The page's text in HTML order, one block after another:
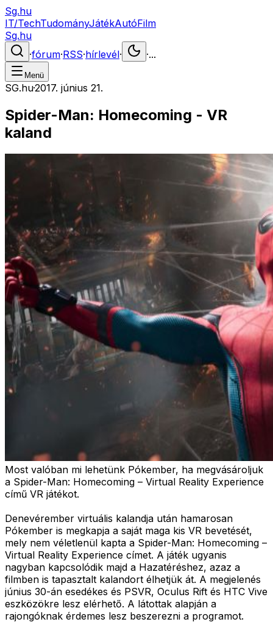
Sg.hu
IT/TechTudományJátékAutóFilm
Sg.hu
·fórum·RSS·hírlevél· ·...
Menü
SG.hu·2017. június 21.
Spider-Man: Homecoming - VR
kaland
Most valóban mi lehetünk Pókember, ha megvásároljuk
a Spider-Man: Homecoming – Virtual Reality Experience
című VR játékot.
Denevérember virtuális kalandja után hamarosan
Pókember is megkapja a saját maga kis VR bevetését,
mely nem véletlenül kapta a Spider-Man: Homecoming –
Virtual Reality Experience címet. A játék ugyanis
nagyban kapcsolódik majd a Hazatéréshez, azaz a
filmben is tapasztalt kalandort élhetjük át. A megjelenés
június 30-án esedékes és PSVR, Oculus Rift és HTC Vive
eszközökre lesz elérhető. A látottak alapján a
rajongóknak érdemes lesz beszerezni a programot.